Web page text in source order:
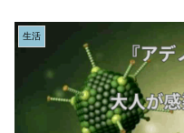
生活